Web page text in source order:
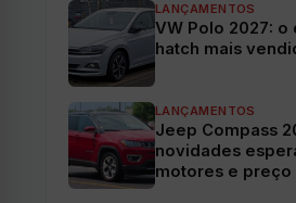
LANÇAMENTOS
VW Polo 2027: o
hatch mais
LANÇAMENTOS
Jeep Compass
novidades
motores e preço